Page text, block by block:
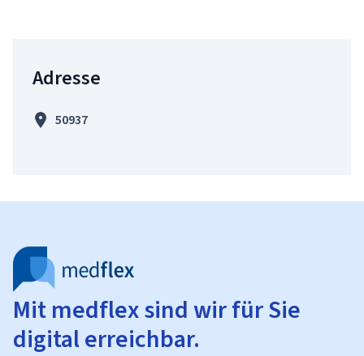
Adresse
50937
Mit medflex sind wir für Sie
digital erreichbar.